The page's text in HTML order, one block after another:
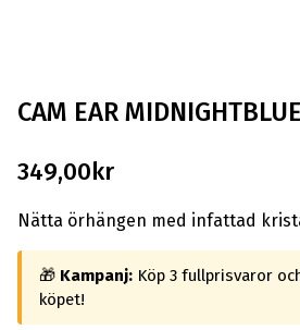
CAM EAR MIDNIGHTBLUE
349,00kr
Nätta örhängen med infattad
🎁 Kampanj: Köp 3 fullprisvaror
köpet!